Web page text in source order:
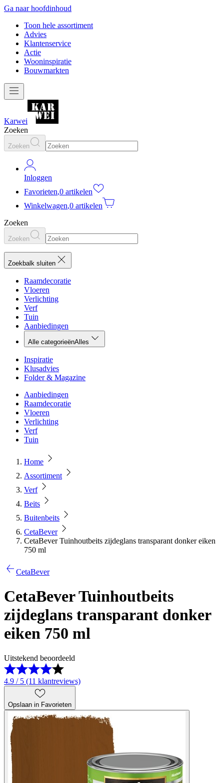
Ga naar hoofdinhoud
Toon hele assortiment
Advies
Klantenservice
Actie
Wooninspiratie
Bouwmarkten
Karwei
Zoeken
Zoeken
Inloggen
Favorieten,0 artikelen
Winkelwagen,0 artikelen
Zoeken
Zoeken
Zoekbalk sluiten
Raamdecoratie
Vloeren
Verlichting
Verf
Tuin
Aanbiedingen
Alle categorieënAlles
Inspiratie
Klusadvies
Folder & Magazine
Aanbiedingen
Raamdecoratie
Vloeren
Verlichting
Verf
Tuin
Home
Assortiment
Verf
Beits
Buitenbeits
CetaBever
CetaBever Tuinhoutbeits zijdeglans transparant donker eiken
750 ml
CetaBever
CetaBever Tuinhoutbeits
zijdeglans transparant donker
eiken 750 ml
Uitstekend beoordeeld
4.9 / 5 (11 klantreviews)
Opslaan in Favorieten